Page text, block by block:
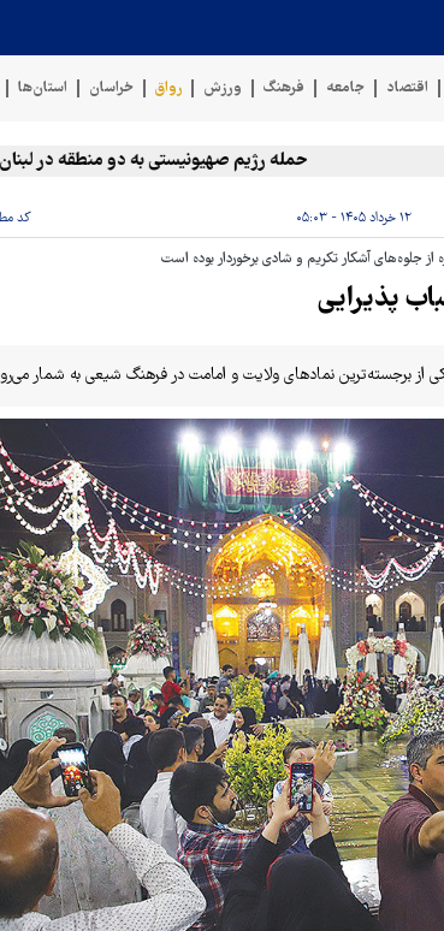
اقتصاد جامعه فرهنگ ورزش رواق خراسان استان‌ها
حمله رژیم صهیونیستی به دو منطقه در لبنان
۱۲ خرداد ۱۴۰۵ - ۰۵:۰۳ کد
جلوه‌های آشکار تکریم و شادی برخوردار بوده است
پذیرایی
از برجسته‌ترین نمادهای ولایت و امامت در فرهنگ شیعی به شمار